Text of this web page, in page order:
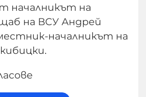
началникът на
на ВСУ Андрей
началникът на